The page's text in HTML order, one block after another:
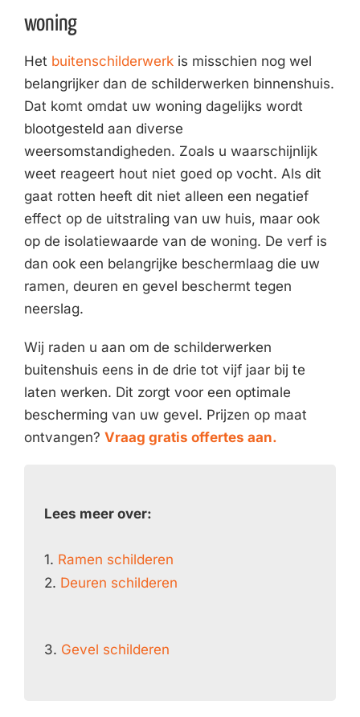
woning
Het buitenschilderwerk is misschien nog wel
belangrijker dan de schilderwerken binnenshuis.
Dat komt omdat uw woning dagelijks wordt
blootgesteld aan diverse
weersomstandigheden. Zoals u waarschijnlijk
weet reageert hout niet goed op vocht. Als dit
gaat rotten heeft dit niet alleen een negatief
effect op de uitstraling van uw huis, maar ook
op de isolatiewaarde van de woning. De verf is
dan ook een belangrijke beschermlaag die uw
ramen, deuren en gevel beschermt tegen
neerslag.
Wij raden u aan om de schilderwerken
buitenshuis eens in de drie tot vijf jaar bij te
laten werken. Dit zorgt voor een optimale
bescherming van uw gevel. Prijzen op maat
ontvangen? Vraag gratis offertes aan.
Lees meer over:
1. Ramen schilderen
2. Deuren schilderen
3. Gevel schilderen